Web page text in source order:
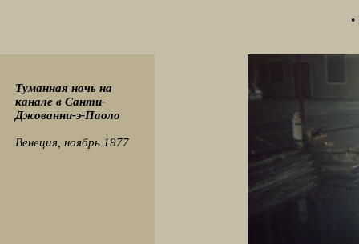
Туманная ночь на
канале в Санти-
Джованни-э-Паоло
Венеция, ноябрь 1977